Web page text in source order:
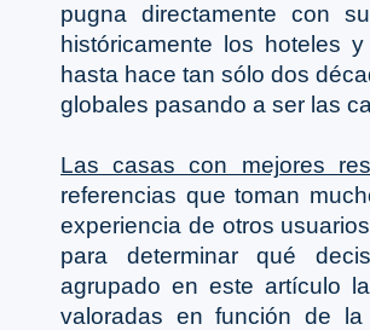
pugna directamente con
históricamente los hoteles
hasta hace tan sólo dos
globales pasando a ser las
Las casas con mejores
referencias que toman
experiencia de otros
para determinar qué
agrupado en este artículo
valoradas en función de